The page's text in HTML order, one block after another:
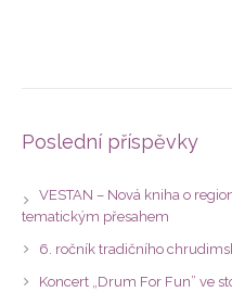
Poslední příspěvky
VESTAN – Nová kniha o
tematickým přesahem
6. ročník tradičního
Koncert „Drum For Fun” ve